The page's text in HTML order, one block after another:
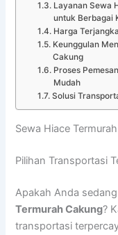
Layanan Sewa
untuk Berbagai
Harga
Keunggulan
Cakung
Proses
Mudah
Solusi
Sewa Hiace
Pilihan Transportasi
Apakah Anda
Termurah Cakung?
transportasi